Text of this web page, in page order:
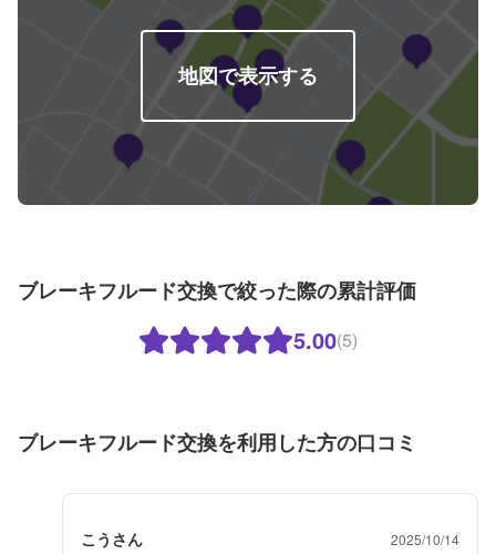
地図で表示する
ブレーキフルード交換で絞った際の累計評価
5.00(5)
ブレーキフルード交換を利用した方の口コミ
こうさん 2025/10/14